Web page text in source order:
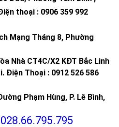
thoại : 0906 359 992
Mạng Tháng 8, Phường
Nhà CT4C/X2 KĐT Bắc Linh
Điện Thoại : 0912 526 586
Phạm Hùng, P. Lê Bình,